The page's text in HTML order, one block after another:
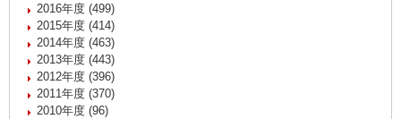
2016年度 (499)
2015年度 (414)
2014年度 (463)
2013年度 (443)
2012年度 (396)
2011年度 (370)
2010年度 (96)